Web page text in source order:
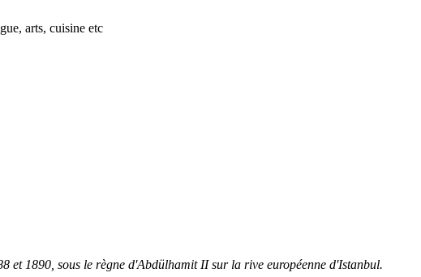
arts, cuisine etc
et 1890, sous le règne d'Abdülhamit II sur la rive européenne d'Istanbul.